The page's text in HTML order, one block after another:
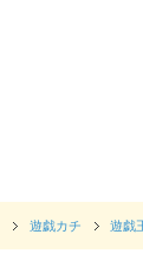
遊戯カチ 遊戯